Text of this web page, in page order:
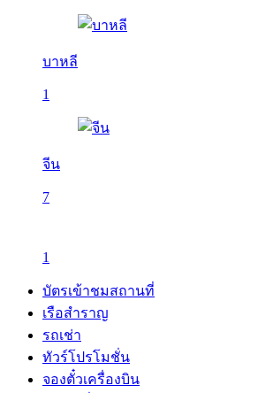
บาหลี
1
จีน
7
1
บัตรเข้าชมสถานที่
เรือสำราญ
รถเช่า
ทัวร์โปรโมชั่น
จองตั๋วเครื่องบิน